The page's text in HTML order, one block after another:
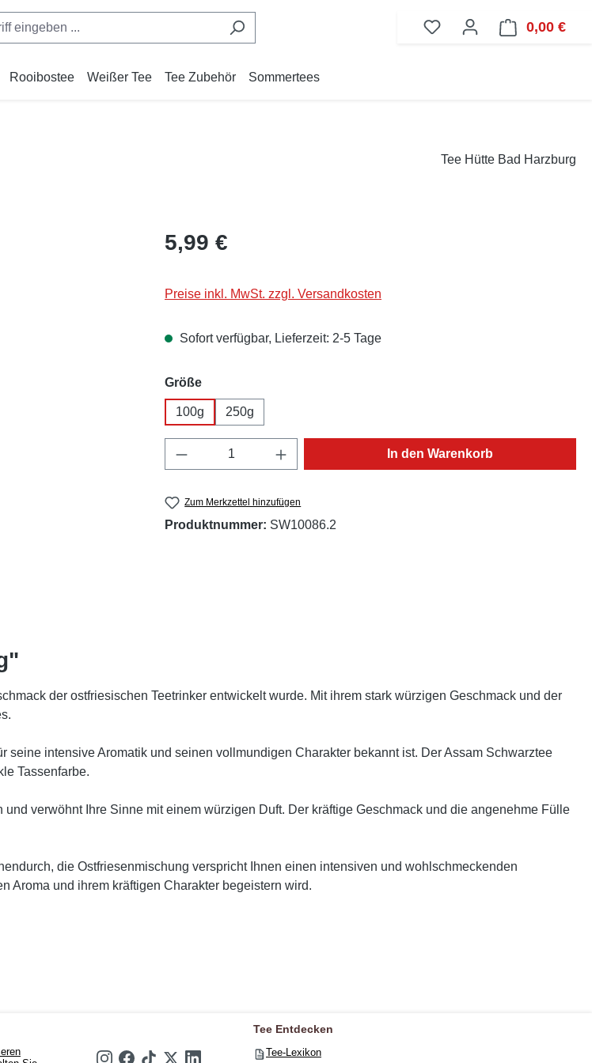
0,00 €
Rooibostee Weißer Tee Tee Zubehör Sommertees
Tee Hütte Bad Harzburg
Regulärer Preis:
5,99 €
Preise inkl. MwSt. zzgl. Versandkosten
Sofort verfügbar, Lieferzeit: 2-5 Tage
Größeauswählen
100g 250g
Produkt Anzahl: Gib den gewünschten Wert ein
In den Warenkorb
Zum Merkzettel hinzufügen
Produktnummer: SW10086.2
der ostfriesischen Teetrinker entwickelt wurde. Mit ihrem stark würzigen Geschmack und der
intensive Aromatik und seinen vollmundigen Charakter bekannt ist. Der Assam Schwarztee
Tassenfarbe.
verwöhnt Ihre Sinne mit einem würzigen Duft. Der kräftige Geschmack und die angenehme Fülle
die Ostfriesenmischung verspricht Ihnen einen intensiven und wohlschmeckenden
Aroma und ihrem kräftigen Charakter begeistern wird.
Tee Entdecken
Tee-Lexikon